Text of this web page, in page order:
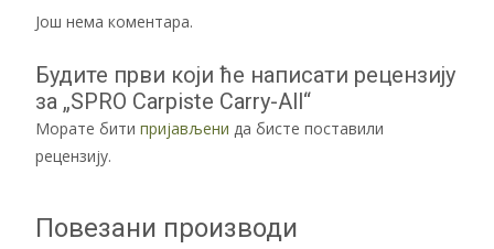
Још нема коментара.
Будите први који ће написати рецензију
за „SPRO Carpiste Carry-All“
Морате бити пријављени да бисте поставили
рецензију.
Повезани производи